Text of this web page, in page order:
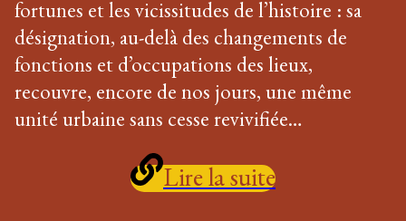
fortunes et les vicissitudes de l’histoire : sa
désignation, au-delà des changements de
fonctions et d’occupations des lieux,
recouvre, encore de nos jours, une même
unité urbaine sans cesse revivifiée…
Lire la suite